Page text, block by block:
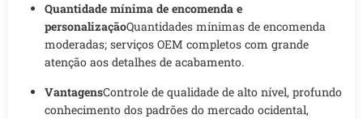
Quantidade mínima de encomenda e
personalizaçãoQuantidades mínimas de encomenda
moderadas; serviços OEM completos com grande
atenção aos detalhes de acabamento.
VantagensControle de qualidade de alto nível, profundo
conhecimento dos padrões do mercado ocidental,